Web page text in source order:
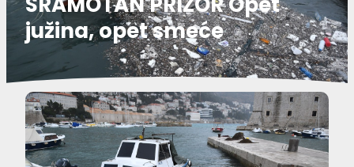
južina, opet smeće